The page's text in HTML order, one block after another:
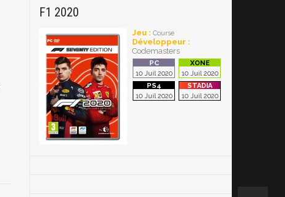
F1 2020
Jeu : Course
Développeur :
Codemasters
10 Juil 2020 10 Juil 2020
10 Juil 2020 10 Juil 2020